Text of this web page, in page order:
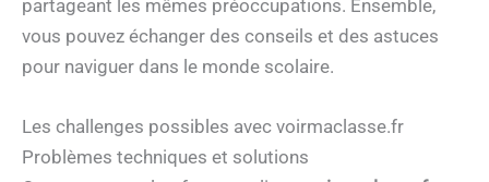
partageant les mêmes préoccupations. Ensemble,
vous pouvez échanger des conseils et des astuces
pour naviguer dans le monde scolaire.
Les challenges possibles avec voirmaclasse.fr
Problèmes techniques et solutions